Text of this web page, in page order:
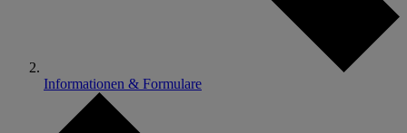
Informationen & Formulare